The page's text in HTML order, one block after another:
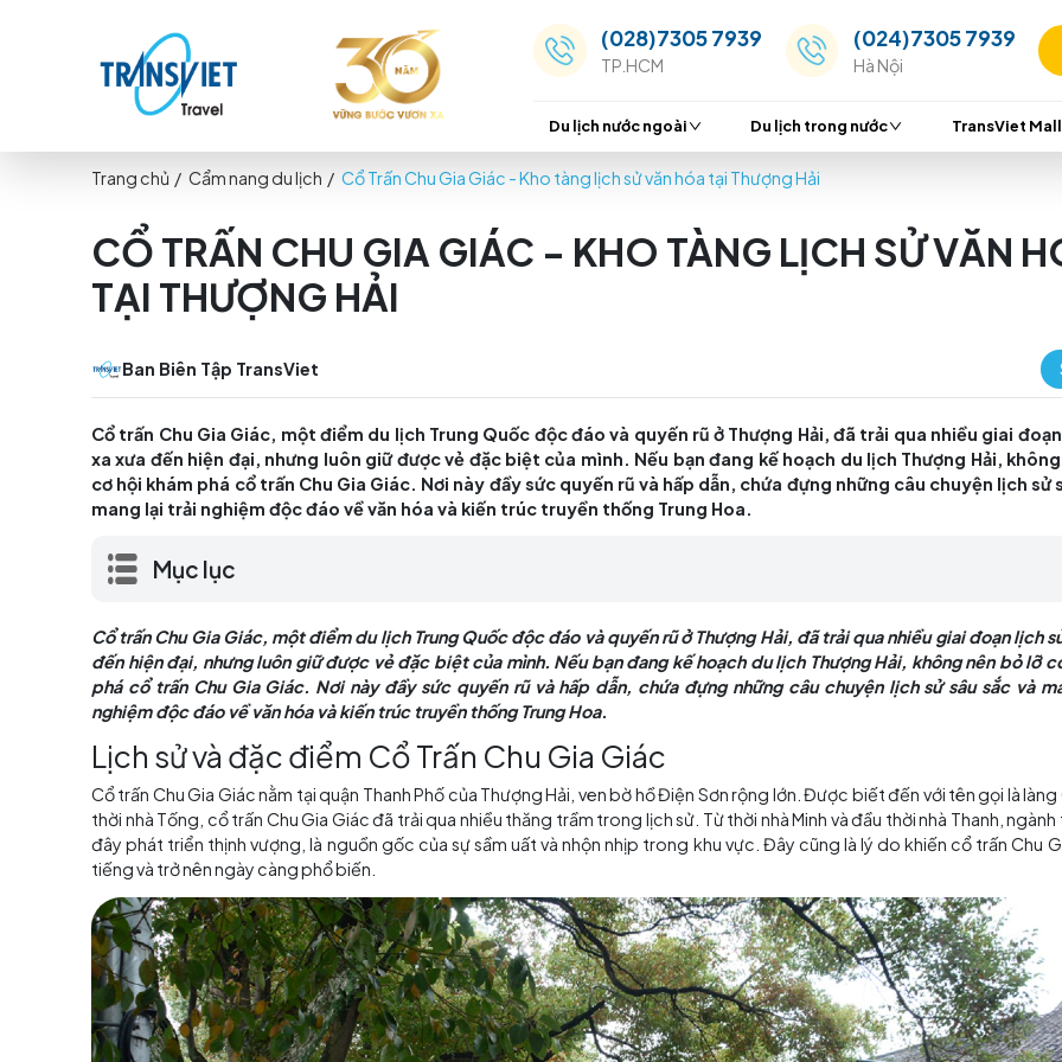
(028)7305 7939
Hà Nội
Du lịch nước ngoài Du lịch trong nước
CỔ TRẤN CHU GIA GIÁC - KHO TÀNG LỊCH
TẠI THƯỢNG HẢI
Ban Biên Tập TransViet
Cổ trấn Chu Gia Giác, một điểm du lịch Trung Quốc độc đáo và quyến rũ ở Thượng Hải, đã trải
xa xưa đến hiện đại, nhưng luôn giữ được vẻ đặc biệt của mình. Nếu bạn đang kế hoạch du
cơ hội khám phá cổ trấn Chu Gia Giác. Nơi này đầy sức quyến rũ và hấp dẫn, chứa đựng những
Mục lục
Cổ trấn Chu Gia Giác, một điểm du lịch Trung Quốc độc đáo và quyến rũ ở Thượng Hải, đã trải qua
đến hiện đại, nhưng luôn giữ được vẻ đặc biệt của mình. Nếu bạn đang kế hoạch du lịch Thượng
phá cổ trấn Chu Gia Giác. Nơi này đầy sức quyến rũ và hấp dẫn, chứa đựng những câu chuyện
nghiệm độc đáo về văn hóa và kiến trúc truyền thống Trung Hoa.
Lịch sử và đặc điểm Cổ Trấn Chu Gia Giác
Cổ trấn Chu Gia Giác nằm tại quận Thanh Phố của Thượng Hải, ven bờ hồ Điện Sơn rộng lớn. Được biết
thời nhà Tống, cổ trấn Chu Gia Giác đã trải qua nhiều thăng trầm trong lịch sử. Từ thời nhà Minh và đầu
đây phát triển thịnh vượng, là nguồn gốc của sự sầm uất và nhộn nhịp trong khu vực. Đây cũng là lý
tiếng và trở nên ngày càng phổ biến.